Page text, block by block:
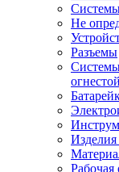
Не
Разъемы
Рабочая